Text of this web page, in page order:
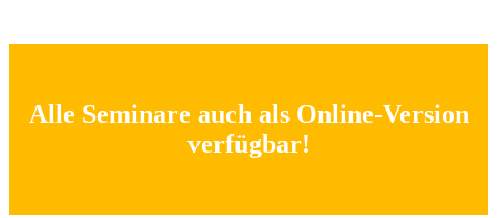
Alle Seminare auch als Online-Version
verfügbar!